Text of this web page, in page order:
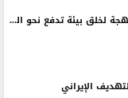
هجمات المستوطنين بالضفة سياسة ممنهجة لخلق بيئة تدفع نحو التهجير
الإيراني